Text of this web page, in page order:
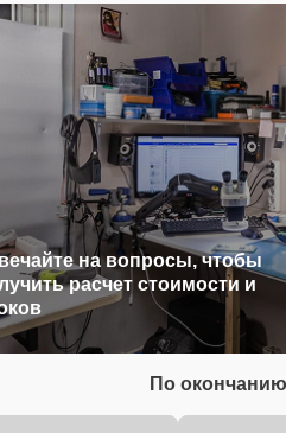
на вопросы, чтобы
расчет стоимости и
По